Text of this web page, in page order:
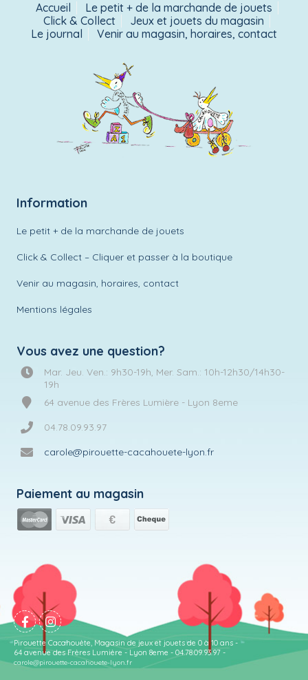
Accueil
Le petit + de la marchande de jouets
Click & Collect
Jeux et jouets du magasin
Le journal
Venir au magasin, horaires, contact
Information
Le petit + de la marchande de jouets
Click & Collect – Cliquer et passer à la boutique
Venir au magasin, horaires, contact
Mentions légales
Vous avez une question?
Mar. Jeu. Ven.: 9h30-19h, Mer. Sam.: 10h-12h30/14h30-
19h
64 avenue des Frères Lumière - Lyon 8eme
04.78.09.93.97
carole@pirouette-cacahouete-lyon.fr
Paiement au magasin
Pirouette Cacahouète, Magasin de jeux et jouets de 0 à 10 ans -
64 avenue des Frères Lumière - Lyon 8eme - 04.78.09.93.97 -
carole@pirouette-cacahouete-lyon.fr